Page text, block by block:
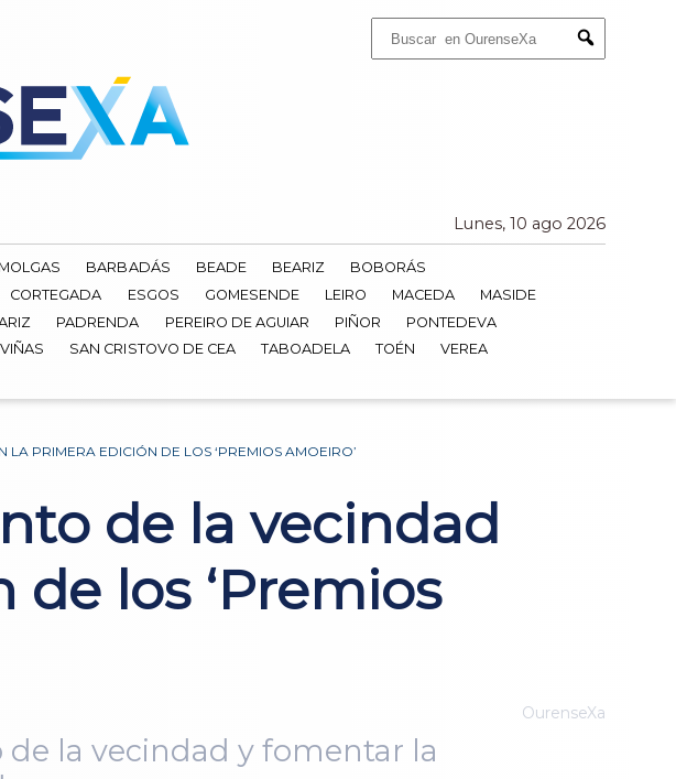
Submit
Lunes, 10 ago 2026
BARBADÁS BEADE BEARIZ
BOBORÁS
CORTEGADA ESGOS GOMESENDE LEIRO MACEDA
MASIDE
PADRENDA PEREIRO DE AGUIAR PIÑOR
PONTEDEVA
SAN CRISTOVO DE CEA TABOADELA TOÉN
VEREA
PRIMERA EDICIÓN DE LOS ‘PREMIOS AMOEIRO’
de la vecindad
los ‘Premios
OurenseXa
la vecindad y fomentar la